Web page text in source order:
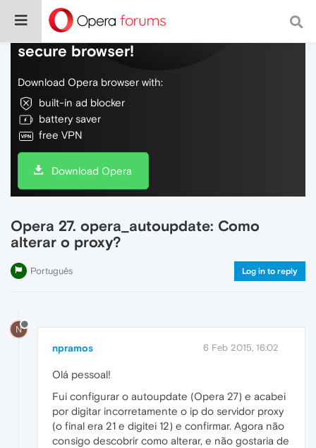
Do more on the web, with a fast and
secure browser!
Download Opera browser with:
built-in ad blocker
battery saver
free VPN
Download Opera
Opera 27. opera_autoupdate: Como
alterar o proxy?
Português Log in to reply
N
npramos 6 Feb 2015, 16:02
Olá pessoal!
Fui configurar o autoupdate (Opera 27) e acabei
por digitar incorretamente o ip do servidor proxy
(o final era 21 e digitei 12) e confirmar. Agora não
consigo descobrir como alterar, e não gostaria de